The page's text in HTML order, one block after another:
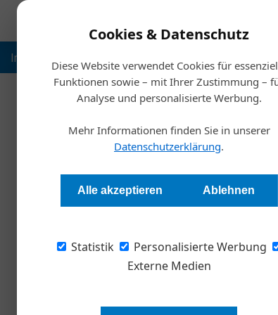
Cookies & Datenschutz
Diese Website verwendet Cookies für
Funktionen sowie – mit Ihrer Zustimmung –
Analyse und personalisierte Werbung.
Mehr Informationen finden Sie in unserer
Datenschutzerklärung.
Alle akzeptieren Ablehnen
Statistik
Personalisierte Werbung
Externe Medien
Inspiration
Neuer Podcast
Redaktion Die Wirtschaft
Die Journalistin Karin Bauer und
Passt schon. Oder?“ ein neues
aktuelle Entwicklungen am